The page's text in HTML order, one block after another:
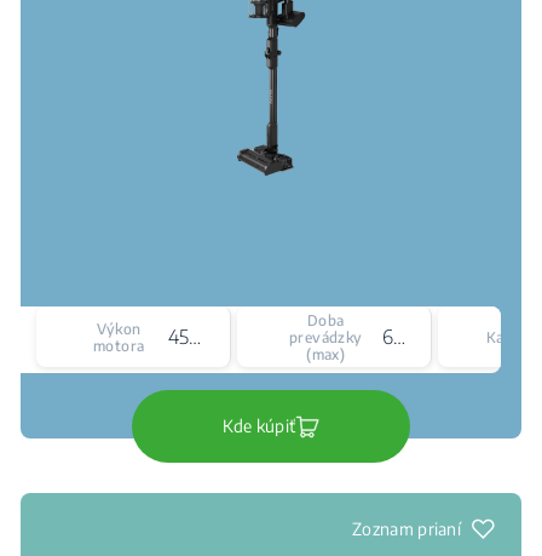
Výkon
motora
450 W
Doba
prevádzky
(max)
60 min
Kde kúpiť
Zoznam prianí